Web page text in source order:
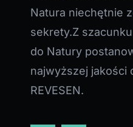
Natura niechętnie
sekrety.Z
do Natury
najwyższej jakości
REVESEN.